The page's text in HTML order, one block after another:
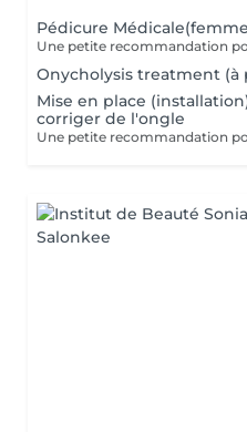
Pédicure
Onycholysis treatment (à
Mise en place
corriger de l'ongle